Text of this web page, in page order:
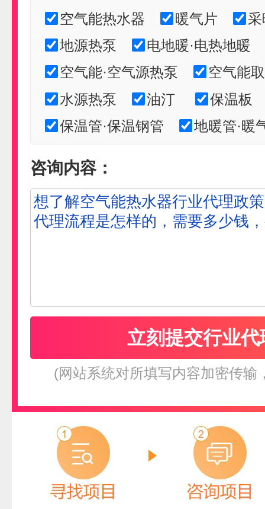
空气能热水器 暖气片
地源热泵
电地暖·电热地暖
空气能·空气源热泵
空气能
水源热泵
油汀
保温板
保温管·保温钢管
地暖管·暖
咨询内容：
(网站系统对所填写内容加密传输